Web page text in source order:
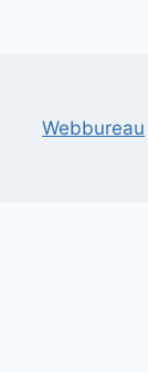
Webbureau